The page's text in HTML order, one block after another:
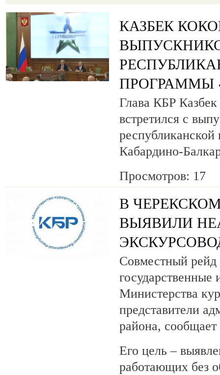
КАЗБЕК
ПРОГРАММЫ
Глава КБР Казбек
встретился с
Кабардино-
Просмотров: 17
В
ВЫЯВИЛИ
Совместный рейд
государственные
Министерства
представители
района,
Его цель –
работающих без